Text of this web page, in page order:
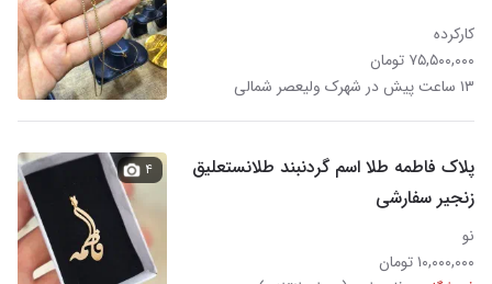
کارکرده
۷۵,۵۰۰,۰۰۰ تومان
۱۳ ساعت پیش در شهرک ولیعصر شمالی
پلاک فاطمه طلا اسم گردنبند طلانستعلیق
زنجیر سفارشی
نو
۱۰,۰۰۰,۰۰۰ تومان
۴